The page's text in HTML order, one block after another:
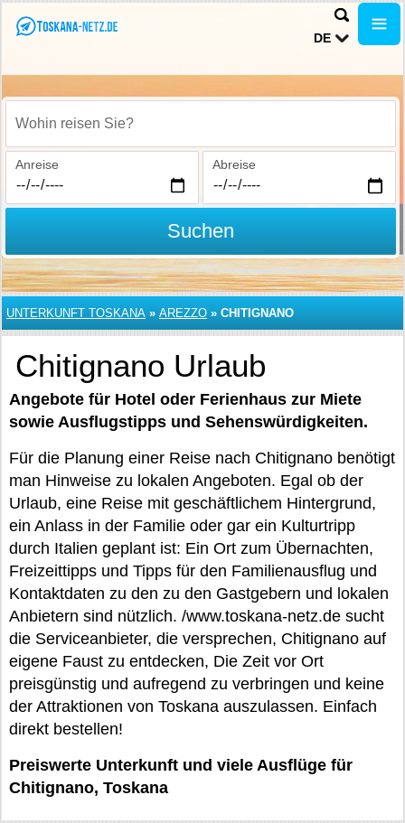
DE
Wohin reisen Sie?
Anreise Abreise
Suchen
UNTERKUNFT TOSKANA » AREZZO » CHITIGNANO
Chitignano Urlaub
Angebote für Hotel oder Ferienhaus zur Miete
sowie Ausflugstipps und Sehenswürdigkeiten.
Für die Planung einer Reise nach Chitignano benötigt
man Hinweise zu lokalen Angeboten. Egal ob der
Urlaub, eine Reise mit geschäftlichem Hintergrund,
ein Anlass in der Familie oder gar ein Kulturtripp
durch Italien geplant ist: Ein Ort zum Übernachten,
Freizeittipps und Tipps für den Familienausflug und
Kontaktdaten zu den zu den Gastgebern und lokalen
Anbietern sind nützlich. /www.toskana-netz.de sucht
die Serviceanbieter, die versprechen, Chitignano auf
eigene Faust zu entdecken, Die Zeit vor Ort
preisgünstig und aufregend zu verbringen und keine
der Attraktionen von Toskana auszulassen. Einfach
direkt bestellen!
Preiswerte Unterkunft und viele Ausflüge für
Chitignano, Toskana